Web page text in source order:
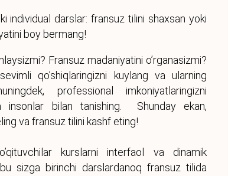
individual darslar: fransuz tilini shaxsan yoki
boy bermang!
Fransuz madaniyatini o’rganasizmi?
qo’shiqlaringizni kuylang va ularning
professional imkoniyatlaringizni
insonlar bilan tanishing. Shunday ekan,
va fransuz tilini kashf eting!
kurslarni interfaol va dinamik
sizga birinchi darslardanoq fransuz tilida